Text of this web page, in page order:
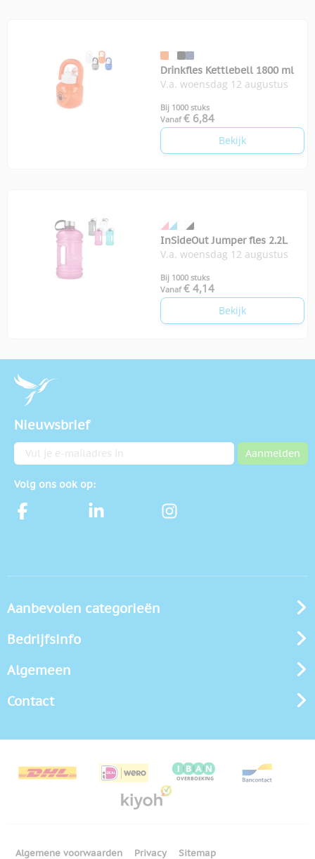
Drinkfles Kettlebell 1800 ml
V.a. woensdag 12 augustus
Bij 1000 stuks
Vanaf € 6,84
Bekijk
InSideOut Jumper fles 2.2L
V.a. woensdag 12 augustus
Bij 1000 stuks
Vanaf € 4,14
Bekijk
Nieuwsbrief
E-mailadres Aanmelden
Volg ons ook op:
Aanbevolen categorieën
Bedrijfsinfo
Algemeen
Contact
Algemene voorwaarden Privacy Sitemap